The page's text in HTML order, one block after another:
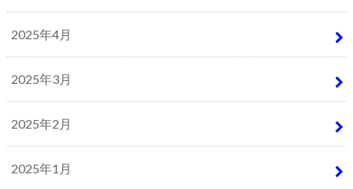
2025年4月
2025年3月
2025年2月
2025年1月